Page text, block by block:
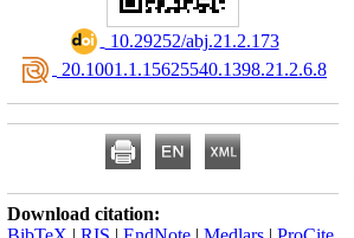
‎ 10.29252/abj.21.2.173
‎ 20.1001.1.15625540.1398.21.2.6.8
Download citation: